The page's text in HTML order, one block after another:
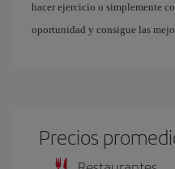
hacer ejercicio o simplemente
oportunidad y consigue las
Precios